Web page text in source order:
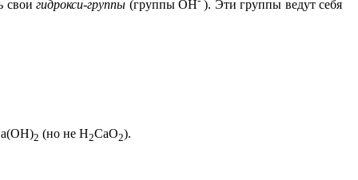
своигидрокси-группы (группы ОН ). Эти группы ведут себя
2 (но не H2CaO2).